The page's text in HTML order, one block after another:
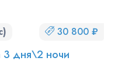
30 800 ₽
3 дня\2 ночи